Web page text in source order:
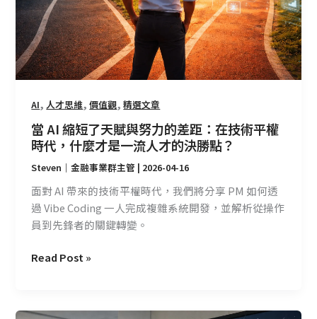
AI, 人才思維,價值觀,精選文章
當 AI 縮短了天賦與努力的差距：在技術平權
時代，什麼才是一流人才的決勝點？
Steven｜金融事業群主管 | 2026-04-16
面對 AI 帶來的技術平權時代，我們將分享 PM 如何透
過 Vibe Coding 一人完成複雜系統開發，並解析從操作
員到先鋒者的關鍵轉變。
與
努
力
的
差
距：
技
術
平
權
時
代，
麼
Read Post »